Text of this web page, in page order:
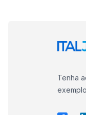
Tenha
exemplo